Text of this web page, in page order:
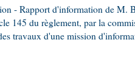
- Rapport d'information de M.
145 du règlement, par la
travaux d'une mission